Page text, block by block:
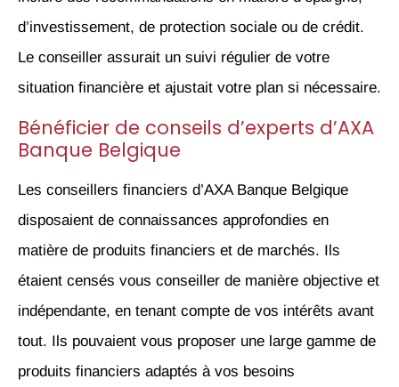
d’investissement, de protection sociale ou de crédit.
Le conseiller assurait un suivi régulier de votre
situation financière et ajustait votre plan si nécessaire.
Bénéficier de conseils d’experts d’AXA
Banque Belgique
Les conseillers financiers d’AXA Banque Belgique
disposaient de connaissances approfondies en
matière de produits financiers et de marchés. Ils
étaient censés vous conseiller de manière objective et
indépendante, en tenant compte de vos intérêts avant
tout. Ils pouvaient vous proposer une large gamme de
produits financiers adaptés à vos besoins